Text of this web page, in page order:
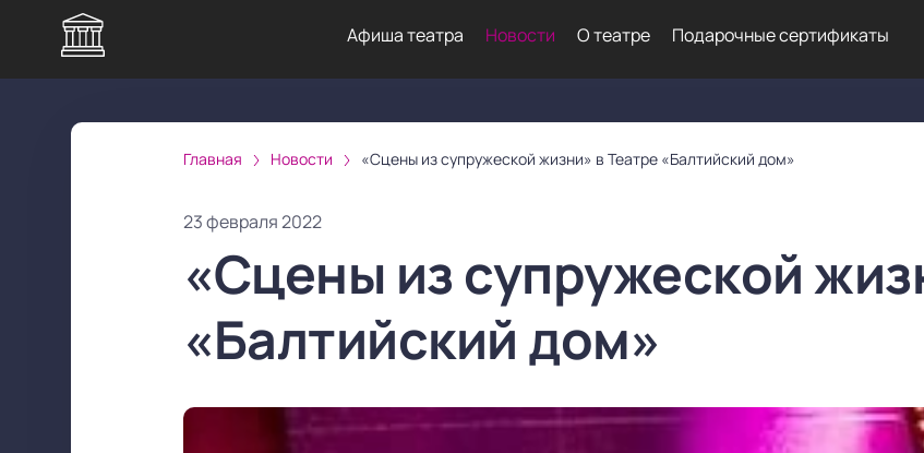
Афиша театра Новости О театре Подарочные сертификаты
Главная Новости «Сцены из супружеской жизни» в Театре «Балтийский дом»
23 февраля 2022
«Сцены из супружеской
«Балтийский дом»